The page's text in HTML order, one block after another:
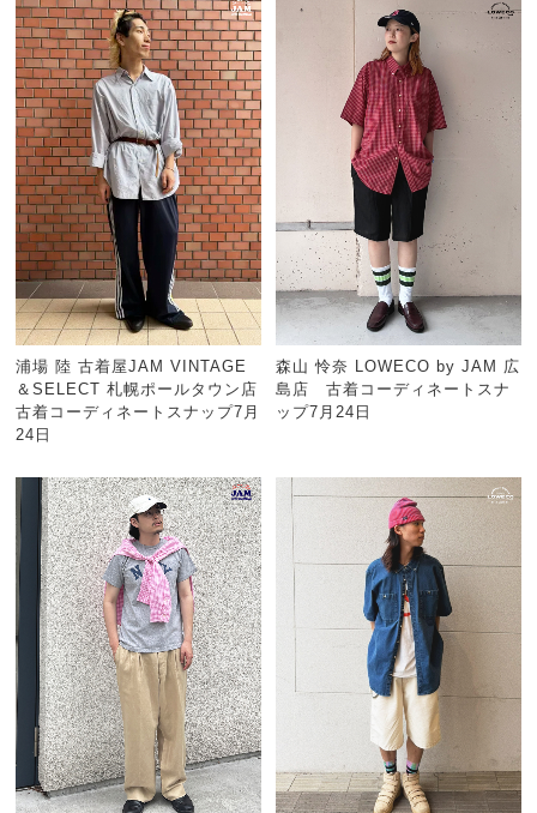
浦場 陸 古着屋JAM VINTAGE
＆SELECT 札幌ポールタウン店
古着コーディネートスナップ7月
24日
森山 怜奈 LOWECO by JAM 広
島店 古着コーディネートスナ
ップ7月24日